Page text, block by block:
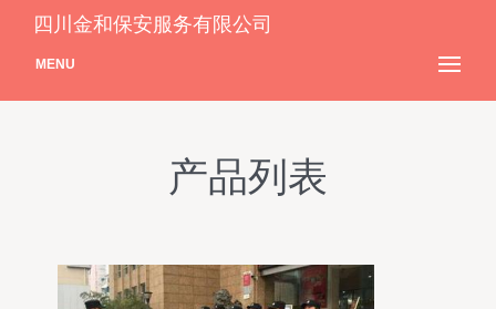
四川金和保安服务有限公司
MENU
产品列表